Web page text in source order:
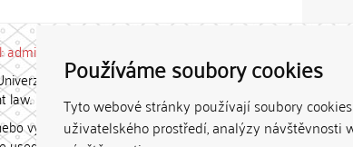
Používáme soubory cookies
Tyto webové stránky používají soubory
uživatelského prostředí, analýzy návštěvnosti
admin-repozitar [at] cuni.cz
Karlovy. / Each constituent
law.
vydávány za studijní, vědeckou